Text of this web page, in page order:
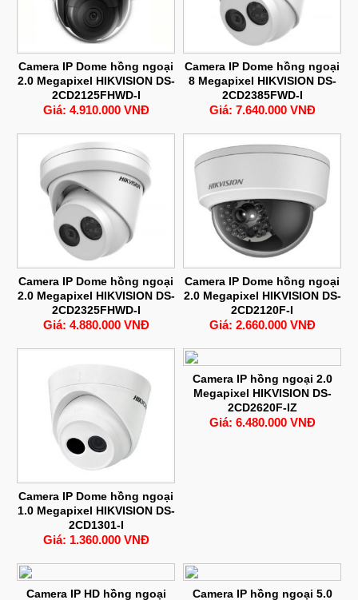
Camera IP Dome hồng ngoại
2.0 Megapixel HIKVISION DS-
2CD2125FHWD-I
Giá: 4.910.000 VNĐ
Camera IP Dome hồng ngoại
8 Megapixel HIKVISION DS-
2CD2385FWD-I
Giá: 7.640.000 VNĐ
Camera IP Dome hồng ngoại
2.0 Megapixel HIKVISION DS-
2CD2325FHWD-I
Giá: 4.880.000 VNĐ
Camera IP Dome hồng ngoại
2.0 Megapixel HIKVISION DS-
2CD2120F-I
Giá: 2.660.000 VNĐ
Camera IP Dome hồng ngoại
1.0 Megapixel HIKVISION DS-
2CD1301-I
Giá: 1.360.000 VNĐ
Camera IP hồng ngoại 2.0
Megapixel HIKVISION DS-
2CD2620F-IZ
Giá: 6.480.000 VNĐ
Camera IP HD hồng ngoại Camera IP hồng ngoại 5.0